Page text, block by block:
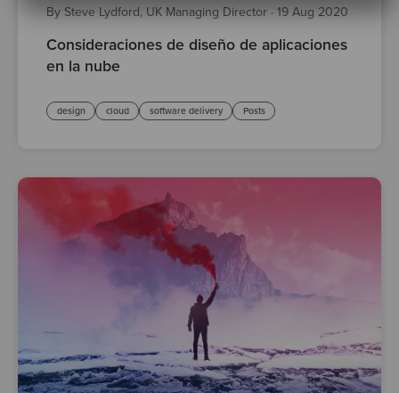
By Steve Lydford, UK Managing Director · 19 Aug 2020
Consideraciones de diseño de aplicaciones
en la nube
design cloud software delivery Posts